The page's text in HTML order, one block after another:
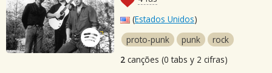
(Estados Unidos)
proto-punk
punk
rock
2 canções (0 tabs y 2 cifras)